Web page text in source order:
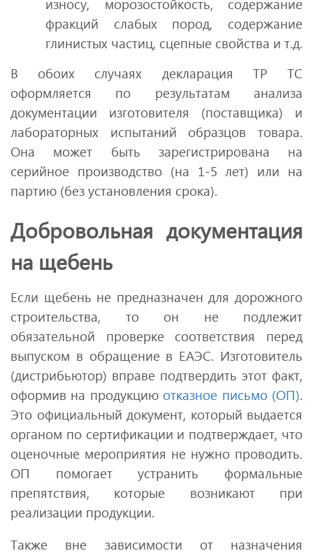
износу, морозостойкость, содержание
фракций слабых пород, содержание
глинистых частиц, сцепные свойства и т.д.
В обоих случаях декларация ТР ТС
оформляется по результатам анализа
документации изготовителя (поставщика) и
лабораторных испытаний образцов товара.
Она может быть зарегистрирована на
серийное производство (на 1-5 лет) или на
партию (без установления срока).
Добровольная документация
на щебень
Если щебень не предназначен для дорожного
строительства, то он не подлежит
обязательной проверке соответствия перед
выпуском в обращение в ЕАЭС. Изготовитель
(дистрибьютор) вправе подтвердить этот факт,
оформив на продукцию отказное письмо (ОП).
Это официальный документ, который выдается
органом по сертификации и подтверждает, что
оценочные мероприятия не нужно проводить.
ОП помогает устранить формальные
препятствия, которые возникают при
реализации продукции.
Также вне зависимости от назначения